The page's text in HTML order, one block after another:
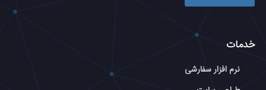
خدمات
نرم افزار سفارشی